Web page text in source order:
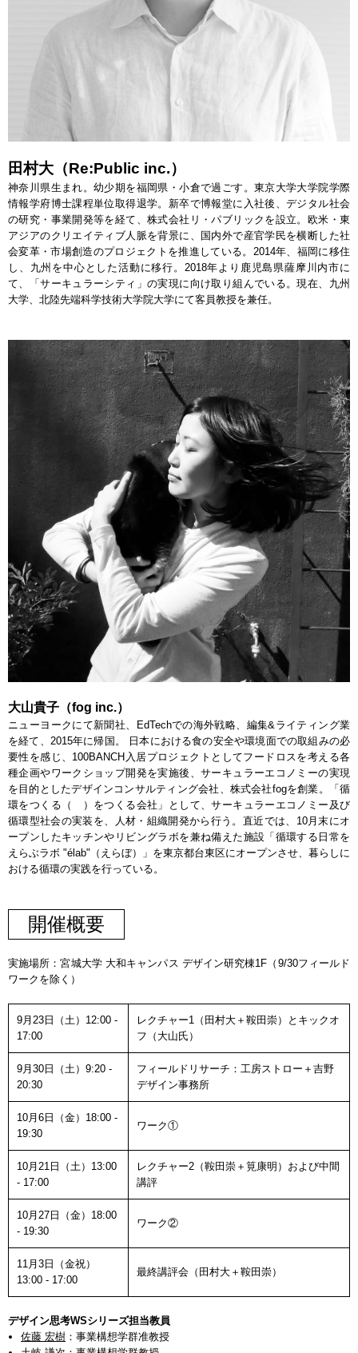
田村大（Re:Public inc.）
神奈川県生まれ。幼少期を福岡県・小倉で過ごす。東京大学大学院学際
情報学府博士課程単位取得退学。新卒で博報堂に入社後、デジタル社会
の研究・事業開発等を経て、株式会社リ・パブリックを設立。欧米・東
アジアのクリエイティブ人脈を背景に、国内外で産官学民を横断した社
会変革・市場創造のプロジェクトを推進している。2014年、福岡に移住
し、九州を中心とした活動に移行。2018年より鹿児島県薩摩川内市に
て、「サーキュラーシティ」の実現に向け取り組んでいる。現在、九州
大学、北陸先端科学技術大学院大学にて客員教授を兼任。
大山貴子（fog inc.）
ニューヨークにて新聞社、EdTechでの海外戦略、編集&ライティング業
を経て、2015年に帰国。 日本における食の安全や環境面での取組みの必
要性を感じ、100BANCH入居プロジェクトとしてフードロスを考える各
種企画やワークショップ開発を実施後、サーキュラーエコノミーの実現
を目的としたデザインコンサルティング会社、株式会社fogを創業。「循
環をつくる（ ）をつくる会社」として、サーキュラーエコノミー及び
循環型社会の実装を、人材・組織開発から行う。直近では、10月末にオ
ープンしたキッチンやリビングラボを兼ね備えた施設「循環する日常を
えらぶラボ "élab"（えらぼ）」を東京都台東区にオープンさせ、暮らしに
おける循環の実践を行っている。
開催概要
実施場所：宮城大学 大和キャンパス デザイン研究棟1F（9/30フィールド
ワークを除く）
9月23日（土）12:00 -
17:00
レクチャー1（田村大＋鞍田崇）とキックオ
フ（大山氏）
9月30日（土）9:20 -
20:30
フィールドリサーチ：工房ストロー＋吉野
デザイン事務所
10月6日（金）18:00 -
19:30
ワーク①
10月21日（土）13:00
- 17:00
レクチャー2（鞍田崇＋筧康明）および中間
講評
10月27日（金）18:00
- 19:30
ワーク②
11月3日（金祝）
13:00 - 17:00
最終講評会（田村大＋鞍田崇）
デザイン思考WSシリーズ担当教員
佐藤 宏樹 ：事業構想学群准教授